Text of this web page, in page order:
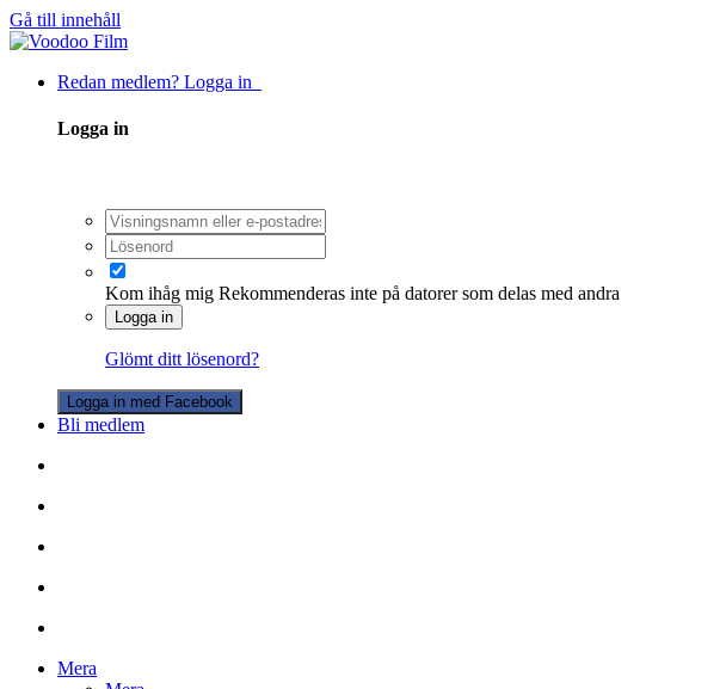
Gå till innehåll
Redan medlem? Logga in
Logga in
Kom ihåg mig Rekommenderas inte på datorer som delas med andra
Logga in
Glömt ditt lösenord?
Logga in med Facebook
Bli medlem
Mera